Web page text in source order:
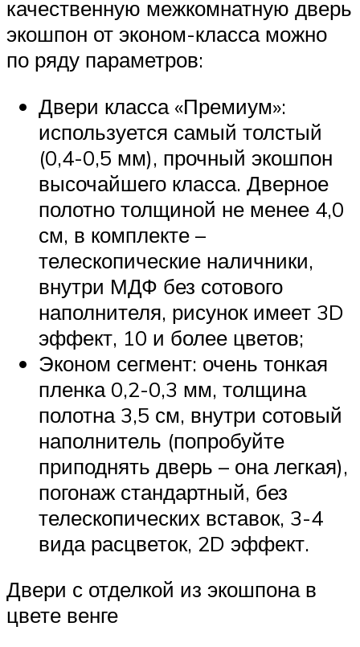
качественную межкомнатную дверь
экошпон от эконом-класса можно
по ряду параметров:
Двери класса «Премиум»:
используется самый толстый
(0,4-0,5 мм), прочный экошпон
высочайшего класса. Дверное
полотно толщиной не менее 4,0
см, в комплекте –
телескопические наличники,
внутри МДФ без сотового
наполнителя, рисунок имеет 3D
эффект, 10 и более цветов;
Эконом сегмент: очень тонкая
пленка 0,2-0,3 мм, толщина
полотна 3,5 см, внутри сотовый
наполнитель (попробуйте
приподнять дверь – она легкая),
погонаж стандартный, без
телескопических вставок, 3-4
вида расцветок, 2D эффект.
Двери с отделкой из экошпона в
цвете венге